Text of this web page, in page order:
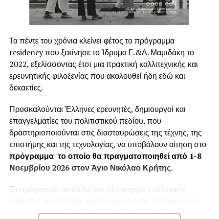
Ποια είναι τα κίνητρα :
Η διαδικασία παραχώρησης κινήτρων για την
αποτελεσματικότερη απόδοση και την ταχύτατη
προσαρμογή των νέων στελεχών εγκυμονεί κινδύνους
και αρκετές φορές προκαλεί αδιέξοδα στην ίδια την
επιχείρηση.
Πρώτον
εργαζόμενου δεν ταυτίζονται με του στόχους του
επιχειρηματία
Δεύτερονγιατί το αναμενόμενο αποτέλεσμα
προσδοκιών και σχέσης μεταξύ εργαζόμενου και
εργοδότη δεν βασίζονται στο ίδιο οικονομικό, κοινωνικό
και στοχευμένο ορθολογιστικά μοντέλο Διοίκησης.
Τα πέντε του χρόνια κλείνει φέτος το πρόγραμμα
residency που ξεκίνησε το Ίδρυμα Γ.&Α. Μαμιδάκη το
2022, εξελίσσοντας έτσι μια πρακτική καλλιτεχνικής και
ερευνητικής φιλοξενίας που ακολουθεί ήδη εδώ και
δεκαετίες.
Προσκαλούνται Έλληνες ερευνητές, δημιουργοί και
επαγγελματίες του πολιτιστικού πεδίου, που
δραστηριοποιούνται στις διασταυρώσεις της τέχνης, της
επιστήμης και της τεχνολογίας, να υποβάλουν αίτηση στο
πρόγραμμα το οποίο θα πραγματοποιηθεί από 1-8
Νοεμβρίου 2026 στον Άγιο Νικόλαο Κρήτης.
Το πρόγραμμα αποτελεί μια πλατφόρμα συλλογικής
μια εντατική εβδομάδα όπου μέσα έσα από διαλέξεις,